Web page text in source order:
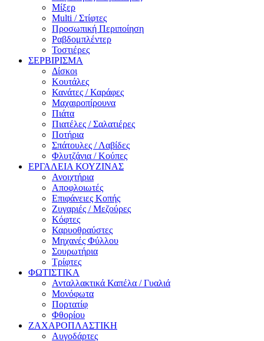
Μίξερ
Multi / Στίφτες
Προσωπική Περιποίηση
Ραβδομπλέντερ
Τοστιέρες
ΣΕΡΒΙΡΙΣΜΑ
Δίσκοι
Κουτάλες
Κανάτες / Καράφες
Μαχαιροπίρουνα
Πιάτα
Πιατέλες / Σαλατιέρες
Ποτήρια
Σπάτουλες / Λαβίδες
Φλυτζάνια / Κούπες
ΕΡΓΑΛΕΙΑ ΚΟΥΖΙΝΑΣ
Ανοιχτήρια
Αποφλοιωτές
Επιφάνειες Κοπής
Ζυγαριές / Μεζούρες
Κόφτες
Καρυοθραύστες
Μηχανές Φύλλου
Σουρωτήρια
Τρίφτες
ΦΩΤΙΣΤΙΚΑ
Ανταλλακτικά Καπέλα / Γυαλιά
Μονόφωτα
Πορτατίφ
Φθορίου
ΖΑΧΑΡΟΠΛΑΣΤΙΚΗ
Αυγοδάρτες